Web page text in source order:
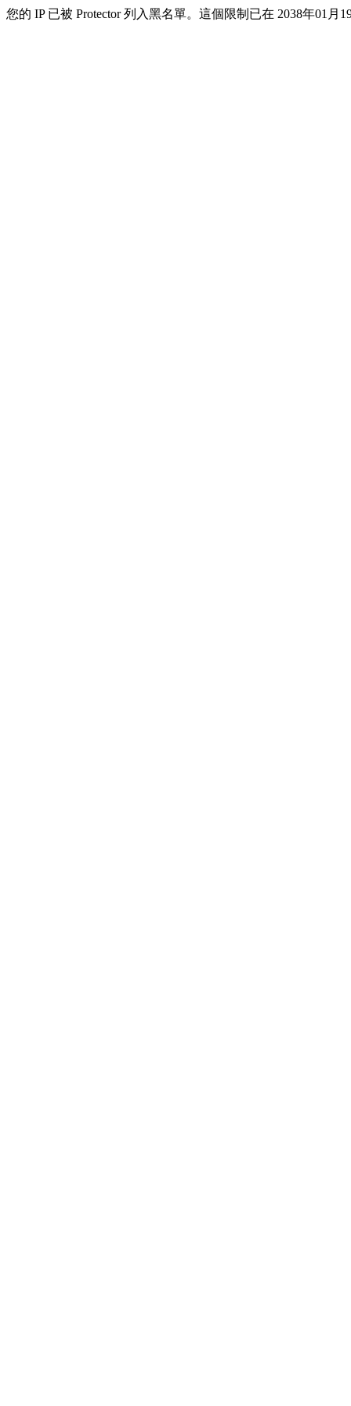
您的 IP 已被 Protector 列入黑名單。這個限制已在 2038年01月